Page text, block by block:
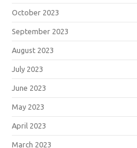
October 2023
September 2023
August 2023
July 2023
June 2023
May 2023
April 2023
March 2023